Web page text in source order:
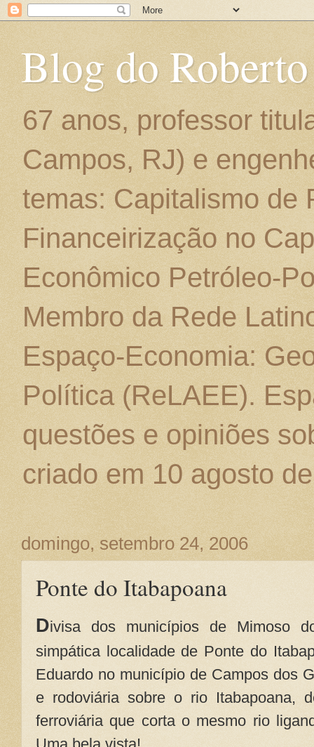
Blog do
67 anos, professor
Campos, RJ) e
temas: Capitalismo de
Financeirização no
Econômico Petróleo-
Membro da Rede
Espaço-Economia:
Política (ReLAEE).
questões e opiniões
criado em 10 agosto
domingo, setembro 24, 2006
Ponte do Itabapoana
Divisa dos municípios de Mimoso
simpática localidade de Ponte do
Eduardo no município de Campos dos
e rodoviária sobre o rio Itabapoana,
ferroviária que corta o mesmo rio